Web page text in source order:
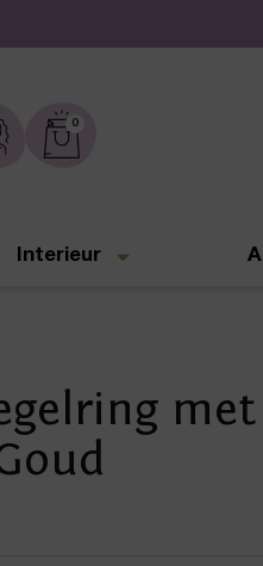
Gratis verzending vanaf
0
Interieur
met